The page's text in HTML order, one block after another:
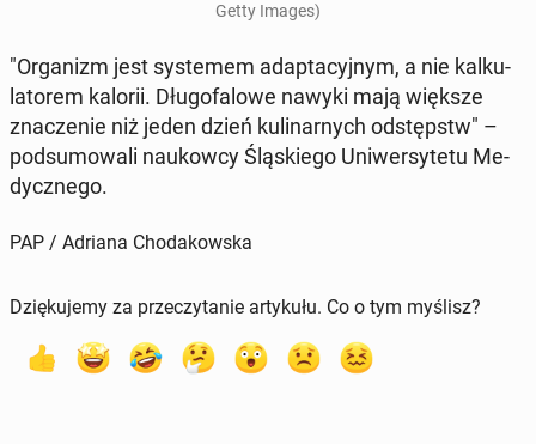
Getty Images)
"Or­ga­nizm jest sys­te­mem ad­ap­ta­cyj­nym, a nie kal­ku­
la­to­rem kalorii. Dłu­go­fa­lo­we nawyki mają większe
zna­cze­nie niż jeden dzień ku­li­nar­nych od­stępstw" –
pod­su­mo­wa­li na­ukow­cy Ślą­skie­go Uni­wer­sy­te­tu Me­
dycz­ne­go.
PAP / Adriana Chodakowska
Dziękujemy za przeczytanie artykułu. Co o tym myślisz?